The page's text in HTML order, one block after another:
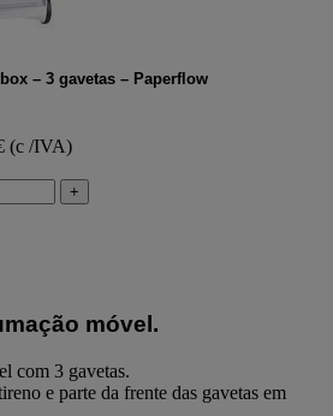
– 3 gavetas – Paperflow
(c /IVA)
+
móvel.
com 3 gavetas.
e parte da frente das gavetas em